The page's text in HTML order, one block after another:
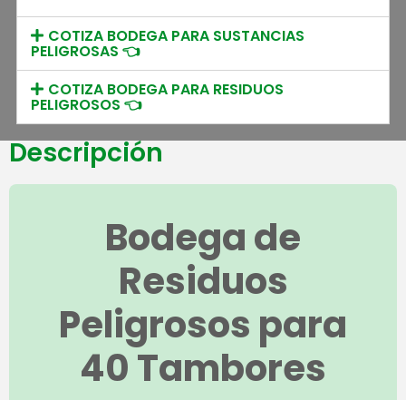
COTIZA BODEGA PARA SUSTANCIAS
PELIGROSAS 👈
COTIZA BODEGA PARA RESIDUOS
PELIGROSOS 👈
Descripción
Bodega de
Residuos
Peligrosos para
40 Tambores